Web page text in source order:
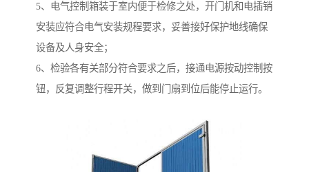
5、电气控制箱装于室内便于检修之处，开门机和电插销
安装应符合电气安装规程要求，妥善接好保护地线确保
设备及人身安全；
6、检验各有关部分符合要求之后，接通电源按动控制按
钮，反复调整行程开关，做到门扇到位后能停止运行。